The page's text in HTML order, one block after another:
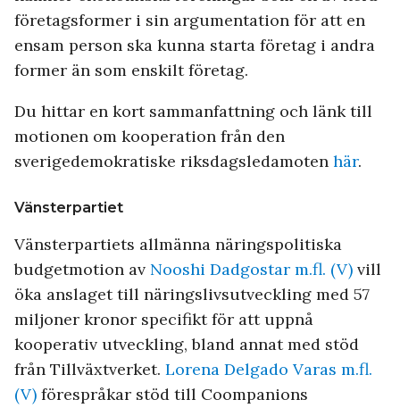
företagsformer i sin argumentation för att en
ensam person ska kunna starta företag i andra
former än som enskilt företag.
Du hittar en kort sammanfattning och länk till
motionen om kooperation från den
sverigedemokratiske riksdagsledamoten här.
Vänsterpartiet
Vänsterpartiets allmänna näringspolitiska
budgetmotion av Nooshi Dadgostar m.fl. (V) vill
öka anslaget till näringslivsutveckling med 57
miljoner kronor specifikt för att uppnå
kooperativ utveckling, bland annat med stöd
från Tillväxtverket. Lorena Delgado Varas m.fl.
(V) förespråkar stöd till Coompanions